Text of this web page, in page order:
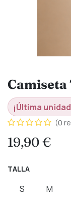
Camiseta
¡Última
(0
19,90€
TALLA
S M